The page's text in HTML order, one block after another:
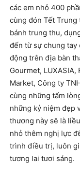
các em nhỏ 400
cùng đón Tết Trung
bánh trung thu,
đến từ sự chung
động trên địa bàn
Gourmet,
Market, Công ty
cùng những tấm
những kỷ niệm đẹp
thương này sẽ là
nhỏ thêm nghị lực
trình điều trị, luôn
tương lai tươi sáng.